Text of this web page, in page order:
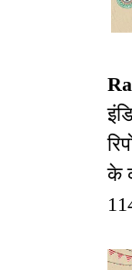
के